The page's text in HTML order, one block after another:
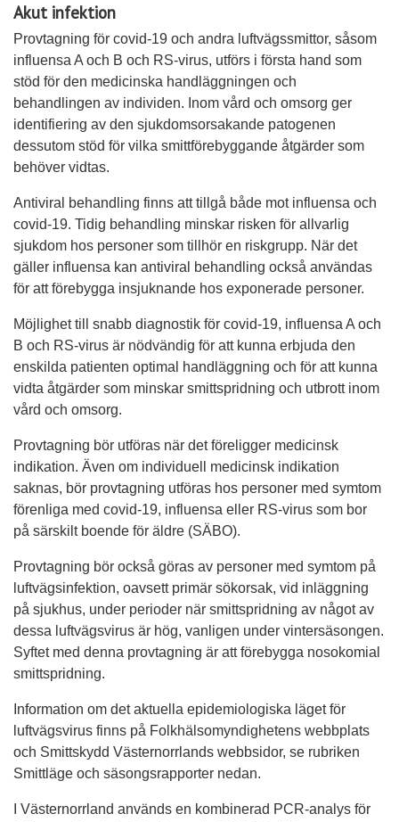
Akut infektion
Provtagning för covid-19 och andra luftvägssmittor, såsom
influensa A och B och RS-virus, utförs i första hand som
stöd för den medicinska handläggningen och
behandlingen av individen. Inom vård och omsorg ger
identifiering av den sjukdomsorsakande patogenen
dessutom stöd för vilka smittförebyggande åtgärder som
behöver vidtas.
Antiviral behandling finns att tillgå både mot influensa och
covid-19. Tidig behandling minskar risken för allvarlig
sjukdom hos personer som tillhör en riskgrupp. När det
gäller influensa kan antiviral behandling också användas
för att förebygga insjuknande hos exponerade personer.
Möjlighet till snabb diagnostik för covid-19, influensa A och
B och RS-virus är nödvändig för att kunna erbjuda den
enskilda patienten optimal handläggning och för att kunna
vidta åtgärder som minskar smittspridning och utbrott inom
vård och omsorg.
Provtagning bör utföras när det föreligger medicinsk
indikation. Även om individuell medicinsk indikation
saknas, bör provtagning utföras hos personer med symtom
förenliga med covid-19, influensa eller RS-virus som bor
på särskilt boende för äldre (SÄBO).
Provtagning bör också göras av personer med symtom på
luftvägsinfektion, oavsett primär sökorsak, vid inläggning
på sjukhus, under perioder när smittspridning av något av
dessa luftvägsvirus är hög, vanligen under vintersäsongen.
Syftet med denna provtagning är att förebygga nosokomial
smittspridning.
Information om det aktuella epidemiologiska läget för
luftvägsvirus finns på Folkhälsomyndighetens webbplats
och Smittskydd Västernorrlands webbsidor, se rubriken
Smittläge och säsongsrapporter nedan.
I Västernorrland används en kombinerad PCR-analys för